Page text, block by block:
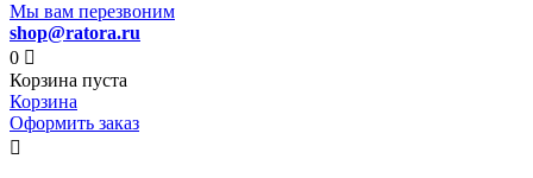
Мы вам перезвоним
shop@ratora.ru
0 
Корзина пуста
Корзина
Оформить заказ
